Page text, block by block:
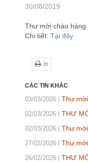
30/08/2019
Thư mời chào hàng
Chi tiết: Tại đây
In
CÁC TIN KHÁC
03/03/2026 Thư
02/03/2026 THƯ
02/03/2026 Thư
27/02/2026 Thư
26/02/2026 THƯ